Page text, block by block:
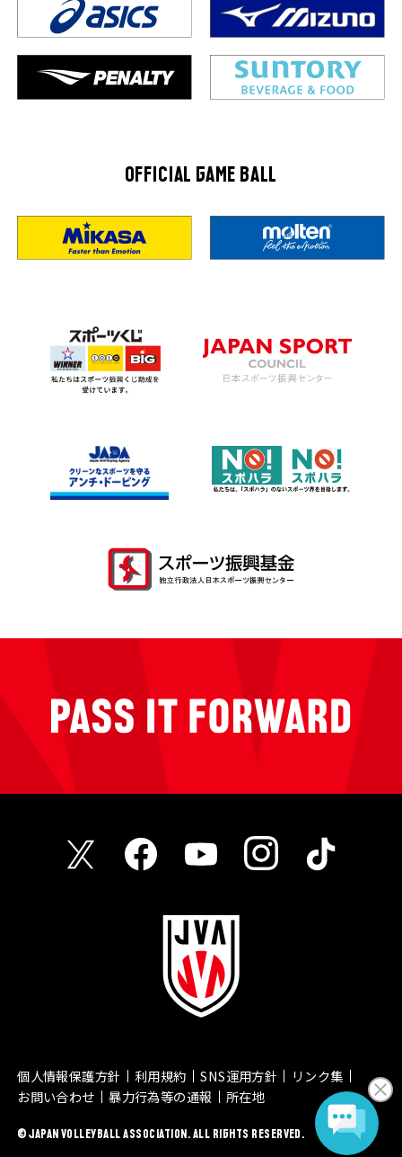
OFFICIAL GAME BALL
個人情報保護方針 利用規約 SNS運用方針
リンク集
お問い合わせ
暴力行為等の通報 所在地
© JAPAN VOLLEYBALL ASSOCIATION. ALL RIGHTS RESERVED.